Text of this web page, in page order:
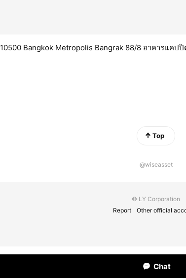
10500 Bangkok Metropolis Bangrak 88/8 อาคารแคป
Top
@wiseasset
© LY Corporation
Report
Other official
Chat